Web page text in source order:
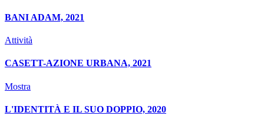
BANI ADAM, 2021
Attività
CASETT-AZIONE URBANA, 2021
Mostra
L'IDENTITÀ E IL SUO DOPPIO, 2020